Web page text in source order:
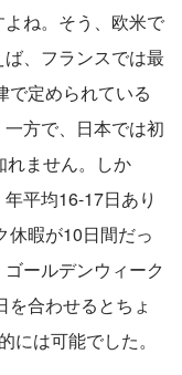
ね。そう、欧米で
、フランスでは最
で定められている
方で、日本では初
れません。しか
平均16-17日あり
休暇が10日間だっ
ールデンウィーク
合わせるとちょ
には可能でした。